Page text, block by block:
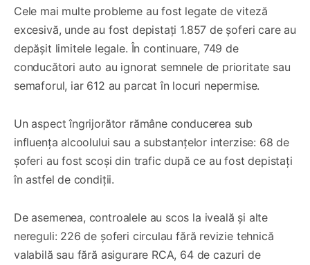
Cele mai multe probleme au fost legate de viteză
excesivă, unde au fost depistați 1.857 de șoferi care au
depășit limitele legale. În continuare, 749 de
conducători auto au ignorat semnele de prioritate sau
semaforul, iar 612 au parcat în locuri nepermise.
Un aspect îngrijorător rămâne conducerea sub
influența alcoolului sau a substanțelor interzise: 68 de
șoferi au fost scoși din trafic după ce au fost depistați
în astfel de condiții.
De asemenea, controalele au scos la iveală și alte
nereguli: 226 de șoferi circulau fără revizie tehnică
valabilă sau fără asigurare RCA, 64 de cazuri de